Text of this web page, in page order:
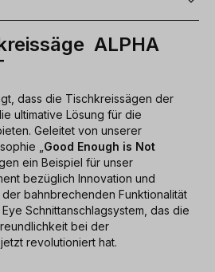
ALPHA
dass die Tischkreissägen der
ultimative Lösung für die
Geleitet von unserer
„ Good Enough is Not
ein Beispiel für unser
bezüglich Innovation und
der bahnbrechenden Funktionalität
Schnittanschlagsystem, das die
bei der
revolutioniert hat.